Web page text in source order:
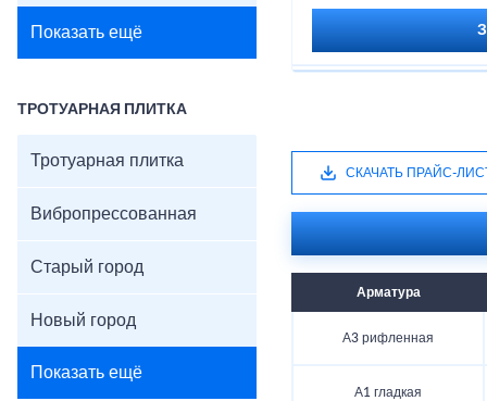
Показать ещё
ТРОТУАРНАЯ ПЛИТКА
Тротуарная плитка
Вибропрессованная
Старый город
Новый город
Показать ещё
СКАЧАТЬ ПРАЙС-
Арматура
А3 рифленная
А1 гладкая